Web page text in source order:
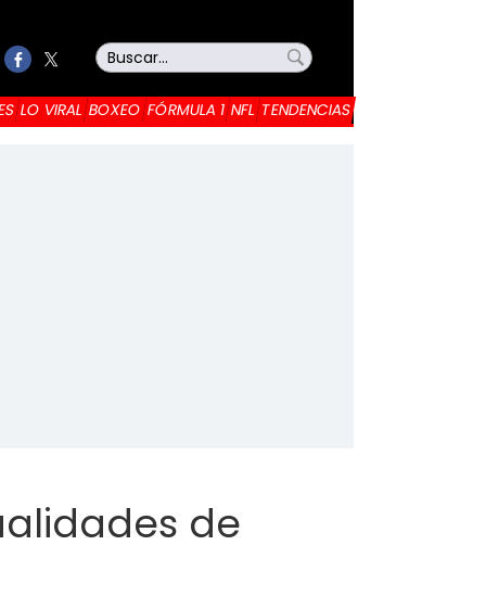
LO VIRAL BOXEO FÓRMULA 1 NFL TENDENCIAS
de